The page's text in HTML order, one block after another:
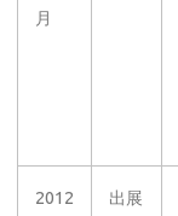
月
2012
出展